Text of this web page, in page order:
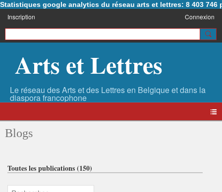
Statistiques google analytics du réseau arts et lettres: 8 403 746
Inscription Connexion
Arts et Lettres
Blogs
Toutes les publications (150)